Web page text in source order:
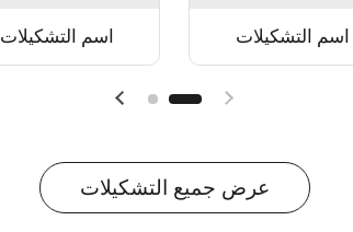
اسم التشكيلات اسم التشكيلات
عرض جميع التشكيلات